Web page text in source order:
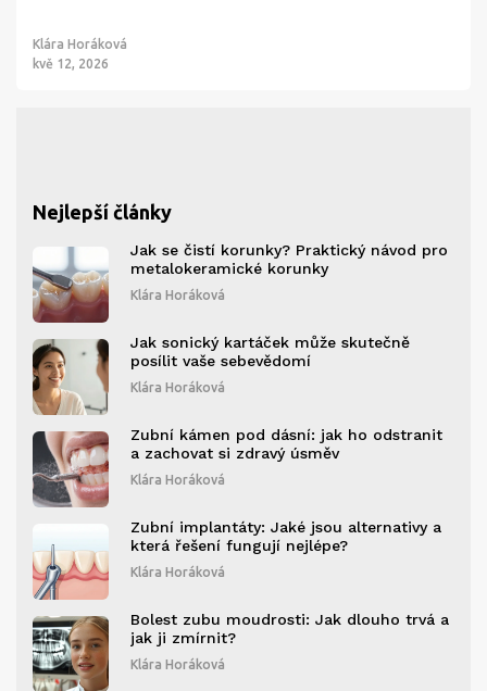
Klára Horáková
kvě 12, 2026
Nejlepší články
Jak se čistí korunky? Praktický návod pro
metalokeramické korunky
Klára Horáková
Jak sonický kartáček může skutečně
posílit vaše sebevědomí
Klára Horáková
Zubní kámen pod dásní: jak ho odstranit
a zachovat si zdravý úsměv
Klára Horáková
Zubní implantáty: Jaké jsou alternativy a
která řešení fungují nejlépe?
Klára Horáková
Bolest zubu moudrosti: Jak dlouho trvá a
jak ji zmírnit?
Klára Horáková